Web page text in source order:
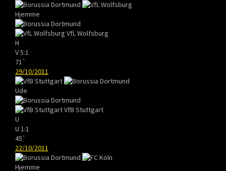
Hjemme
VfL Wolfsburg
H
V5:1
71`
29/10/2011
Ude
VfB Stuttgart
U
U 1:1
45`
22/10/2011
Hjemme